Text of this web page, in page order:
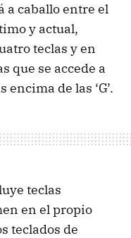
a caballo entre el
y actual,
teclas y en
que se accede a
encima de las ‘G’.
teclas
en el propio
teclados de